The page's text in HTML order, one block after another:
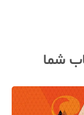
شما